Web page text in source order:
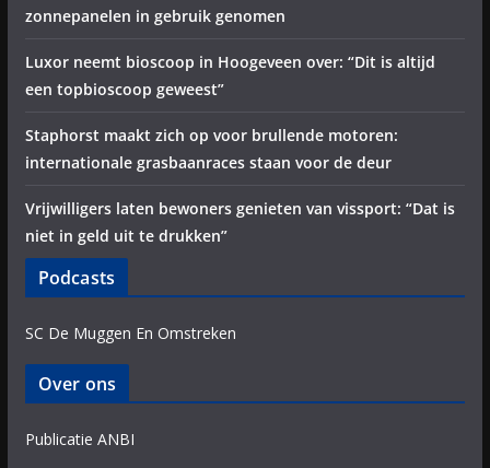
zonnepanelen in gebruik genomen
Luxor neemt bioscoop in Hoogeveen over: “Dit is altijd
een topbioscoop geweest”
Staphorst maakt zich op voor brullende motoren:
internationale grasbaanraces staan voor de deur
Vrijwilligers laten bewoners genieten van vissport: “Dat is
niet in geld uit te drukken”
Podcasts
SC De Muggen En Omstreken
Over ons
Publicatie ANBI